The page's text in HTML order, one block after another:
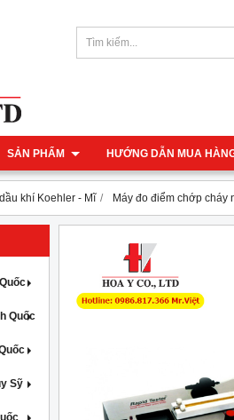
SẢN PHẨM HƯỚNG DẪN MUA
khí Koehler - Mĩ Máy đo điểm chớp cháy
Quốc
Sỹ